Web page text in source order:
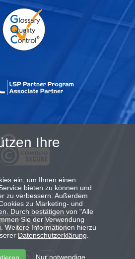
Ihre
ein, um Ihnen einen
bieten zu können und
zu verbessern. Außerdem
zu Marketing- und
Durch bestätigen von "Alle
Sie der Verwendung
Weitere Informationen hierzu
Datenschutzerklärung
Nur notwendige